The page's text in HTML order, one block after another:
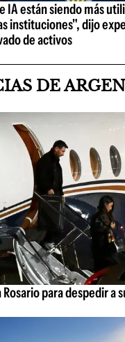
IA están siendo más
instituciones", dijo
de activos
DE
para despedir a